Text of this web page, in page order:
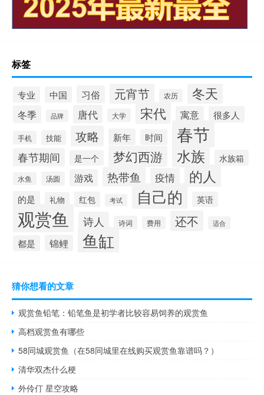
标签
专业 中国 习俗 元宵节 农历 冬天
冬季 品牌 唐代 大学 宋代 寓意 很多人
手机 技能 攻略 新年 时间 春节
春节期间 是一个 梦幻西游 水族 水族箱
水鱼 汤圆 游戏 热带鱼 疫情 的人
的是 礼物 红包 考试 自己的 英语
观赏鱼 诗人 诗词 费用 还不 适合
都是 锦鲤 鱼缸
猜你想看的文章
观赏鱼铅笔：铅笔鱼是初学者比较容易饲养的观赏鱼
高档观赏鱼有哪些
58同城观赏鱼（在58同城里在线购买观赏鱼靠谱吗？）
清华双杰什么梗
外伶仃 星空攻略